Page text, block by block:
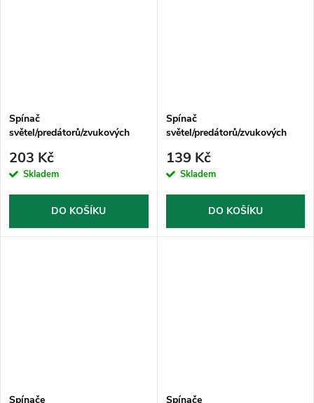
Spínač
světel/predátorů/zvukových
203 Kč
Skladem
DO KOŠÍKU
Spínač
světel/predátorů/zvukových
139 Kč
Skladem
DO KOŠÍKU
Spínače Spínače